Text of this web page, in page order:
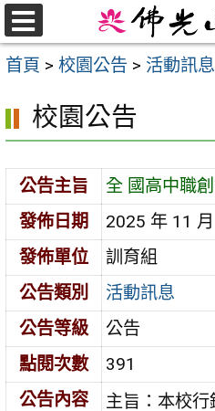
跳
至
主首頁 > 校園公告 > 活動訊息
校園公告
公告主旨
全 國高中職
發佈日期
2025 年 11
發佈單位
訓育組
公告類別
活動訊息
公告等級
公告
點閱次數
391
公告內容
主旨：本校
選
單